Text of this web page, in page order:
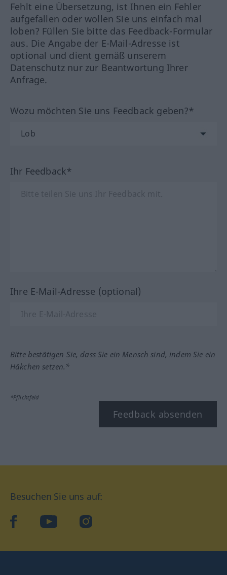
Fehlt eine Übersetzung, ist Ihnen ein Fehler
aufgefallen oder wollen Sie uns einfach mal
loben? Füllen Sie bitte das Feedback-Formular
aus. Die Angabe der E-Mail-Adresse ist
optional und dient gemäß unserem
Datenschutz nur zur Beantwortung Ihrer
Anfrage.
Wozu möchten Sie uns Feedback geben?*
Ihr Feedback*
Ihre E-Mail-Adresse (optional)
Bitte bestätigen Sie, dass Sie ein Mensch sind, indem Sie ein
Häkchen setzen.*
*Pflichtfeld
Feedback absenden
Besuchen Sie uns auf:
facebookYouTube Instagram